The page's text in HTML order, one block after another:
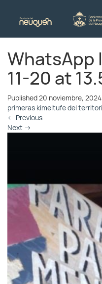
WhatsApp
11-20 at
Published20 noviembre, 2024
primeras kimeltufe del
← Previous
Next →